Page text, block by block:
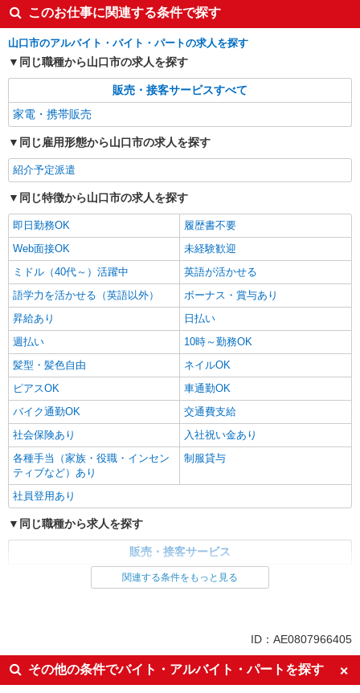
+゜ 入社祝い金10万円支給(規定有) お友達を紹介
頂くと, インセンティブ支給(規定有) ★月2回払
い・週払い可能（規程有）★ ゜・。○。・゜
+゜・。○。・゜+゜
山口県山口市のauショップ
キープ
このお仕事に関連する条件で探す
山口市のアルバイト・バイト・パートの求人を探す
同じ職種から山口市の求人を探す
販売・接客サービスすべて
家電・携帯販売
同じ雇用形態から山口市の求人を探す
紹介予定派遣
同じ特徴から山口市の求人を探す
即日勤務OK
履歴書不要
Web面接OK
未経験歓迎
ミドル（40代～）活躍中
英語が活かせる
語学力を活かせる（英語以外）
ボーナス・賞与あり
昇給あり
日払い
週払い
10時～勤務OK
髪型・髪色自由
ネイルOK
ピアスOK
車通勤OK
バイク通勤OK
交通費支給
社会保険あり
入社祝い金あり
各種手当（家族・役職・インセン
ティブなど）あり
制服貸与
社員登用あり
同じ職種から求人を探す
販売・接客サービス
英語が活かせる
ボーナス・賞与あり
日払い
車通勤OK
関連する条件をもっと見る
ID：AE0807966405
その他の条件でバイト・アルバイト・パートを探す